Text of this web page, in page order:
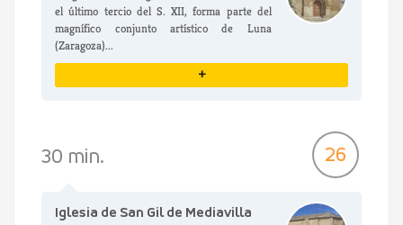
el último tercio del S. XII, forma parte del
magnífico conjunto artístico de Luna
(Zaragoza)...
+
30 min. 26
Iglesia de San Gil de Mediavilla